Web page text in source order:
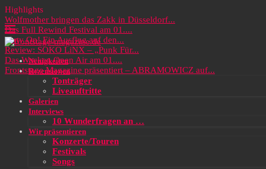
Highlights
Wolfmother bringen das Zakk in Düsseldorf...
Das Full Rewind Festival am 01....
Party On! Ein Ausflug auf den...
Review: SOKO LiNX – „Punk Für...
Das Wacken Open Air am 01....
Frontstage Magazine präsentiert – ABRAMOWICZ auf...
Neuigkeiten
Rezensionen
Tonträger
Liveauftritte
Galerien
Interviews
10 Wunderfragen an …
Wir präsentieren
Konzerte/Touren
Festivals
Songs